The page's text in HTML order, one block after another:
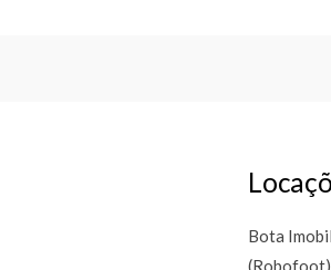
Bota